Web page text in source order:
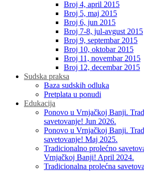
Broj 4, april 2015
Broj 5, maj 2015
Broj 6, jun 2015
Broj 7-8, jul-avgust 2015
Broj 9, septembar 2015
Broj 10, oktobar 2015
Broj 11, novembar 2015
Broj 12, decembar 2015
Sudska praksa
Baza sudskih odluka
Pretplata u ponudi
Edukacija
Ponovo u Vrnjačkoj Banji.
savetovanje! Jun 2026.
Ponovo u Vrnjačkoj Banji.
savetovanje! Maj 2025.
Tradicionalno prolećno
Vrnjačkoj Banji! April 2024.
Tradicionalna prolećna